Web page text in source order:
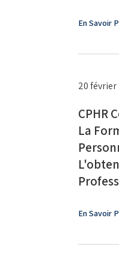
En Savoir
20 février
CPHR
La
En Savoir